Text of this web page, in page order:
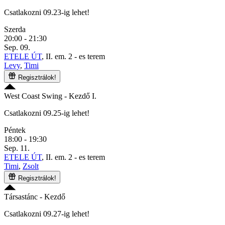
Csatlakozni 09.23-ig lehet!
Szerda
20:00 - 21:30
Sep. 09.
ETELE ÚT, II. em. 2 - es terem
Levy, Timi
Regisztrálok!
West Coast Swing - Kezdő I.
Csatlakozni 09.25-ig lehet!
Péntek
18:00 - 19:30
Sep. 11.
ETELE ÚT, II. em. 2 - es terem
Timi, Zsolt
Regisztrálok!
Társastánc - Kezdő
Csatlakozni 09.27-ig lehet!